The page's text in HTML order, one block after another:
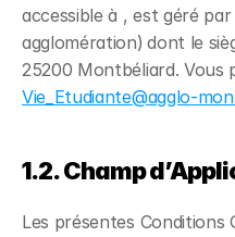
accessible à , est géré
agglomération) dont le
25200 Montbéliard.
Vie_Etudiante@agglo-
1.2. Champ
Les présentes Conditions